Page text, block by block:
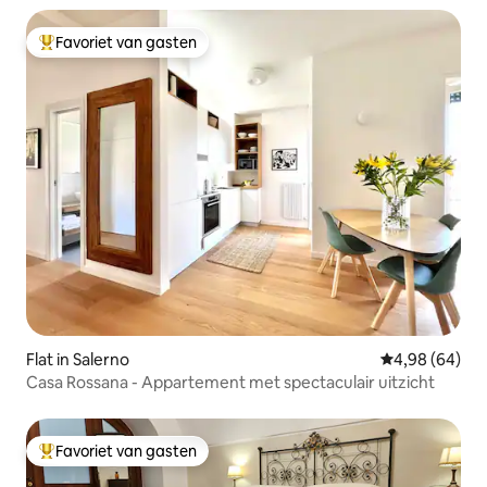
Topfavoriet van gasten
Favoriet van gasten
Flat in Salerno Gemiddelde
4,98 (64)
Casa Rossana - Appartement met spectaculair uitzicht
Topfavoriet van gasten
Favoriet van gasten